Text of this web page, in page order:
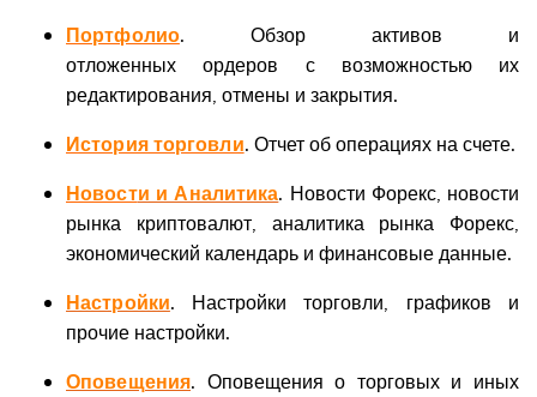
Портфолио. Обзор активов и
отложенных ордеров с возможностью их
редактирования, отмены и закрытия.
История торговли. Отчет об операциях на счете.
Новости и Аналитика. Новости Форекс, новости
рынка криптовалют, аналитика рынка Форекс,
экономический календарь и финансовые данные.
Настройки. Настройки торговли, графиков и
прочие настройки.
Оповещения. Оповещения о торговых и иных